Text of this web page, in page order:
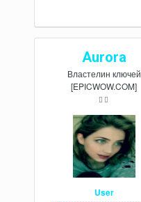
Aurora
Властелин ключей
[EPICWOW.COM]
User